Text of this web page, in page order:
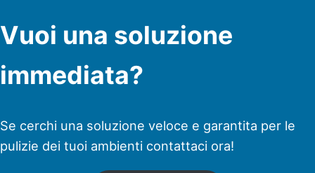
Vuoi una soluzione
immediata?
Se cerchi una soluzione veloce e garantita per le
pulizie dei tuoi ambienti contattaci ora!